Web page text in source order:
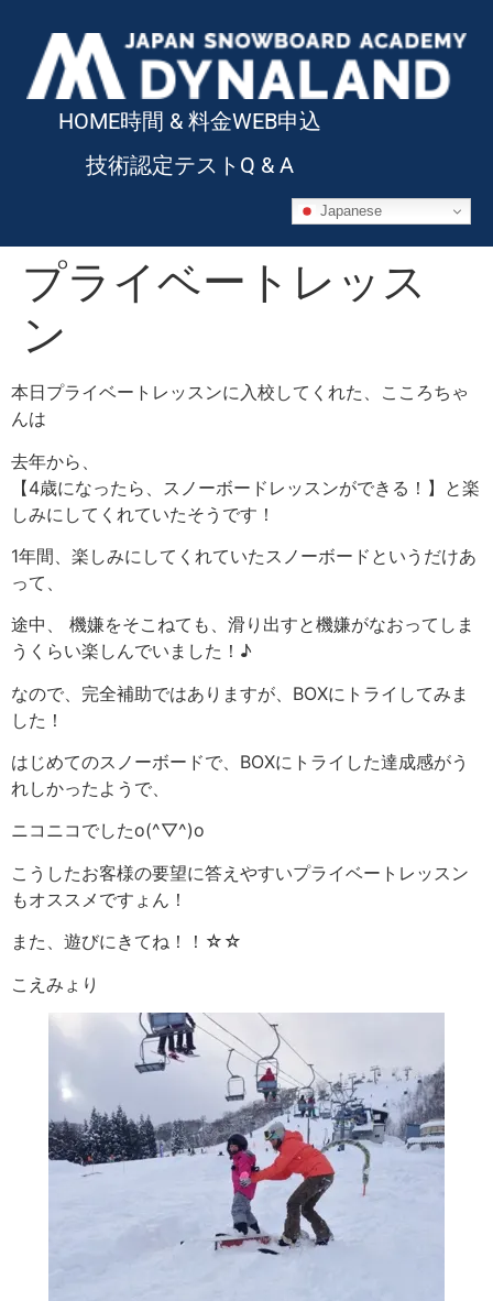
HOME時間 & 料金WEB申込
技術認定テスト Q & A
Japanese
プライベートレッス
ン
本日プライベートレッスンに入校してくれた、こころちゃ
んは
去年から、
【4歳になったら、スノーボードレッスンができる！】と楽
しみにしてくれていたそうです！
1年間、楽しみにしてくれていたスノーボードというだけあ
って、
途中、 機嫌をそこねても、滑り出すと機嫌がなおってしま
うくらい楽しんでいました！♪
なので、完全補助ではありますが、BOXにトライしてみま
した！
はじめてのスノーボードで、BOXにトライした達成感がう
れしかったようで、
ニコニコでしたo(^▽^)o
こうしたお客様の要望に答えやすいプライベートレッスン
もオススメですょん！
また、遊びにきてね！！☆☆
こえみょり